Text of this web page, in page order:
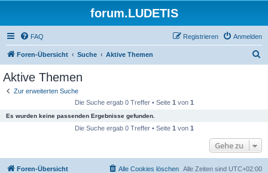
forum.LUDETIS
FAQ Anmelden
Registrieren
Foren-Übersicht Suche Aktive Themen
Aktive Themen
Zur erweiterten Suche
Die Suche ergab 0 Treffer • Seite 1 von 1
Es wurden keine passenden Ergebnisse gefunden.
Die Suche ergab 0 Treffer • Seite 1 von 1
Gehe zu
Foren-Übersicht Alle Zeiten sind UTC+02:00
Alle Cookies löschen